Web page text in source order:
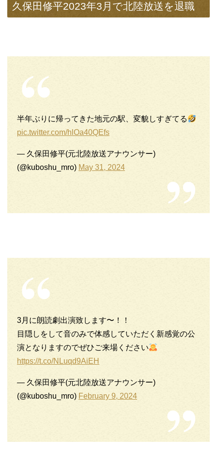
久保田修平2023年3月で北陸放送を退職
半年ぶりに帰ってきた地元の駅、変貌しすぎてる
pic.twitter.com/hlOa40QEfs
— 久保田修平(元北陸放送アナウンサー)
(@kuboshu_mro) May 31, 2024
3月に朗読劇出演致します〜！！
目隠しをして音のみで体感していただく新感覚の公
演となりますのでぜひご来場ください
https://t.co/NLuqd9AiEH
— 久保田修平(元北陸放送アナウンサー)
(@kuboshu_mro) February 9, 2024